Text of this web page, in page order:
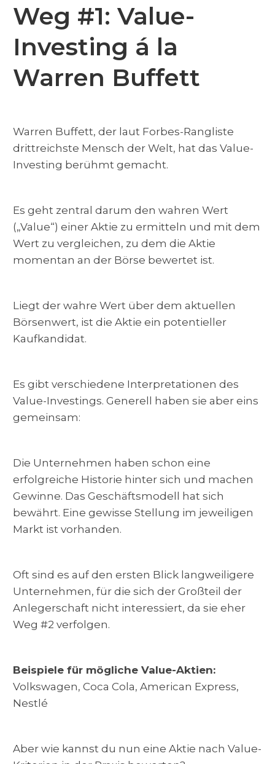
Weg #1: Value-
Investing á la
Warren Buffett
Warren Buffett, der laut Forbes-Rangliste
drittreichste Mensch der Welt, hat das Value-
Investing berühmt gemacht.
Es geht zentral darum den wahren Wert
(„Value“) einer Aktie zu ermitteln und mit dem
Wert zu vergleichen, zu dem die Aktie
momentan an der Börse bewertet ist.
Liegt der wahre Wert über dem aktuellen
Börsenwert, ist die Aktie ein potentieller
Kaufkandidat.
Es gibt verschiedene Interpretationen des
Value-Investings. Generell haben sie aber eins
gemeinsam:
Die Unternehmen haben schon eine
erfolgreiche Historie hinter sich und machen
Gewinne. Das Geschäftsmodell hat sich
bewährt. Eine gewisse Stellung im jeweiligen
Markt ist vorhanden.
Oft sind es auf den ersten Blick langweiligere
Unternehmen, für die sich der Großteil der
Anlegerschaft nicht interessiert, da sie eher
Weg #2 verfolgen.
Beispiele für mögliche Value-Aktien:
Volkswagen, Coca Cola, American Express,
Nestlé
Aber wie kannst du nun eine Aktie nach Value-